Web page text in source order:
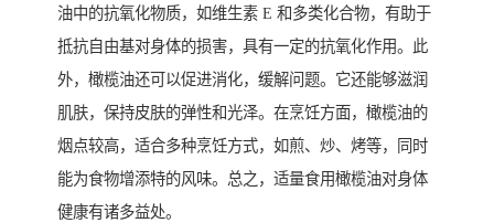
油中的抗氧化物质，如维生素 E 和多类化合物，有助于
抵抗自由基对身体的损害，具有一定的抗氧化作用。此
外，橄榄油还可以促进消化，缓解问题。它还能够滋润
肌肤，保持皮肤的弹性和光泽。在烹饪方面，橄榄油的
烟点较高，适合多种烹饪方式，如煎、炒、烤等，同时
能为食物增添特的风味。总之，适量食用橄榄油对身体
健康有诸多益处。